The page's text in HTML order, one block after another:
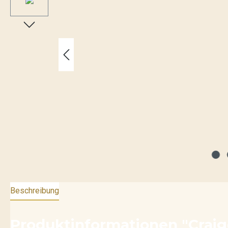
Beschreibung